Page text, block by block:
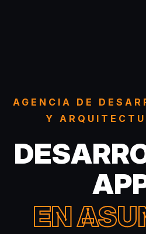
AGENCIA DE
Y
EN